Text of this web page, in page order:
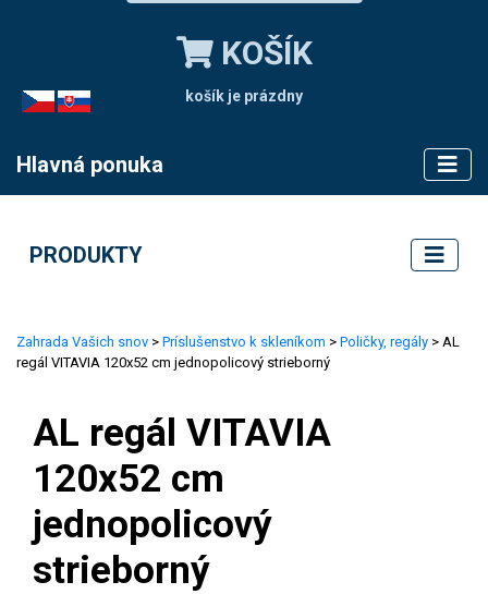
KOŠÍK
košík je prázdny
CZ SK
Hlavná ponuka
PRODUKTY
Zahrada Vašich snov > Príslušenstvo k skleníkom > Poličky, regály > AL
regál VITAVIA 120x52 cm jednopolicový strieborný
AL regál VITAVIA
120x52 cm
jednopolicový
strieborný